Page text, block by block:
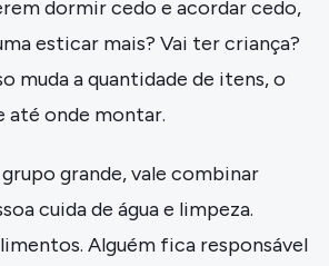
dormir cedo e acordar cedo,
esticar mais? Vai ter criança?
muda a quantidade de itens, o
até onde montar.
grande, vale combinar
cuida de água e limpeza.
Alguém fica responsável